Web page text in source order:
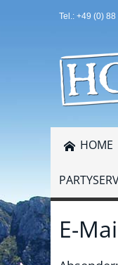
Tel.: +49 (0)
HOME
E-